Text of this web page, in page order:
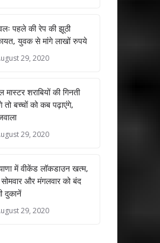
e
dI
n
l e
पहले की रेप की झूठी
युवक से मांगे लाखों रुपये
29, 2020
मास्टर शराबियों की गिनती
तो बच्चों को कब पढ़ाएंगे,
29, 2020
में वीकेंड लॉकडाउन खत्म,
और मंगलवार को बंद
दुकानें
29, 2020